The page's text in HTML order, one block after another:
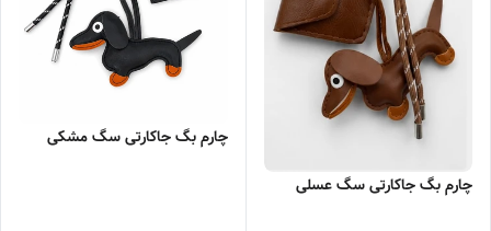
چارم بگ جاکارتی سگ عسلی
چارم بگ جاکارتی سگ مشکی